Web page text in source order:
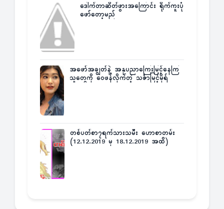
ဒေါက်တာဆိတ်ဖွားအကြောင်း ရိုက်ကူးပုံ
ဖော်တော့မည်
အဖော်အချွတ်နဲ့ အနုပညာကြေးမြင့်နေကြ
သူတွေကို ဝေဖန်လိုက်တဲ့ သင်္ဇာမြင့်မိုရ်
တစ်ပတ်စာ၇ရက်သားသမီး ဟောစာတမ်း
(12.12.2019 မှ 18.12.2019 အထိ)